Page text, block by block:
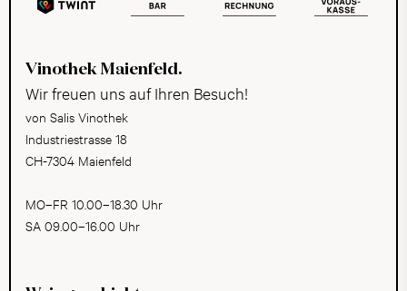
Vinothek Maienfeld.
Wir freuen uns auf Ihren Besuch!
von Salis Vinothek
Industriestrasse 18
CH-7304 Maienfeld
MO–FR 10.00–18.30 Uhr
SA 09.00–16.00 Uhr